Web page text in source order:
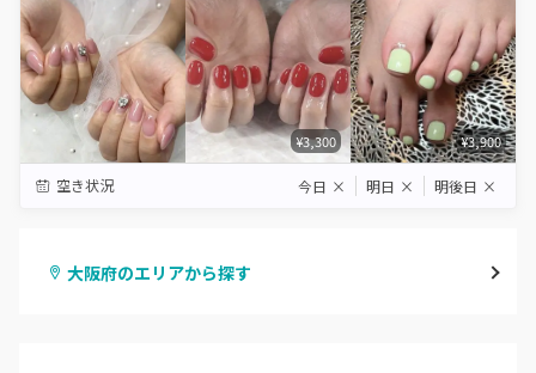
¥3,300 ¥3,900
空き状況 今日 × 明日 × 明後日 ×
大阪府のエリアから探す